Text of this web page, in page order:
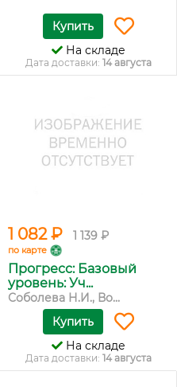
Купить
На складе
Дата доставки: 14 августа
1 082 ₽ 1 139 ₽
по карте
Прогресс: Базовый
уровень: Уч...
Соболева Н.И., Во...
Купить
На складе
Дата доставки: 14 августа